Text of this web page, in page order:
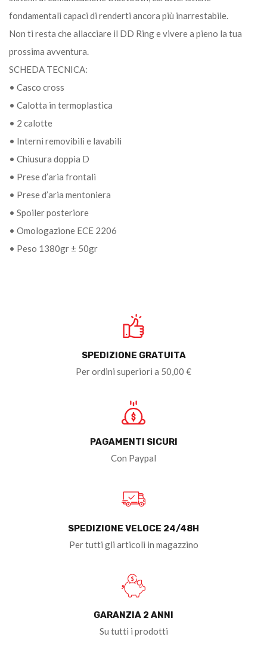
fondamentali capaci di renderti ancora più inarrestabile.
Non ti resta che allacciare il DD Ring e vivere a pieno la tua
prossima avventura.
SCHEDA TECNICA:
• Casco cross
• Calotta in termoplastica
• 2 calotte
• Interni removibili e lavabili
• Chiusura doppia D
• Prese d’aria frontali
• Prese d’aria mentoniera
• Spoiler posteriore
• Omologazione ECE 2206
• Peso 1380gr ± 50gr
SPEDIZIONE GRATUITA
Per ordini superiori a 50,00 €
PAGAMENTI SICURI
Con Paypal
SPEDIZIONE VELOCE 24/48H
Per tutti gli articoli in magazzino
GARANZIA 2 ANNI
Su tutti i prodotti